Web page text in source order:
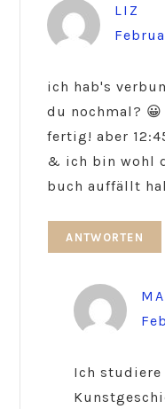
LIZ
ich hab's
du nochmal?
fertig! aber
& ich bin wohl
buch auffällt
ANTWORTEN
Ich studiere